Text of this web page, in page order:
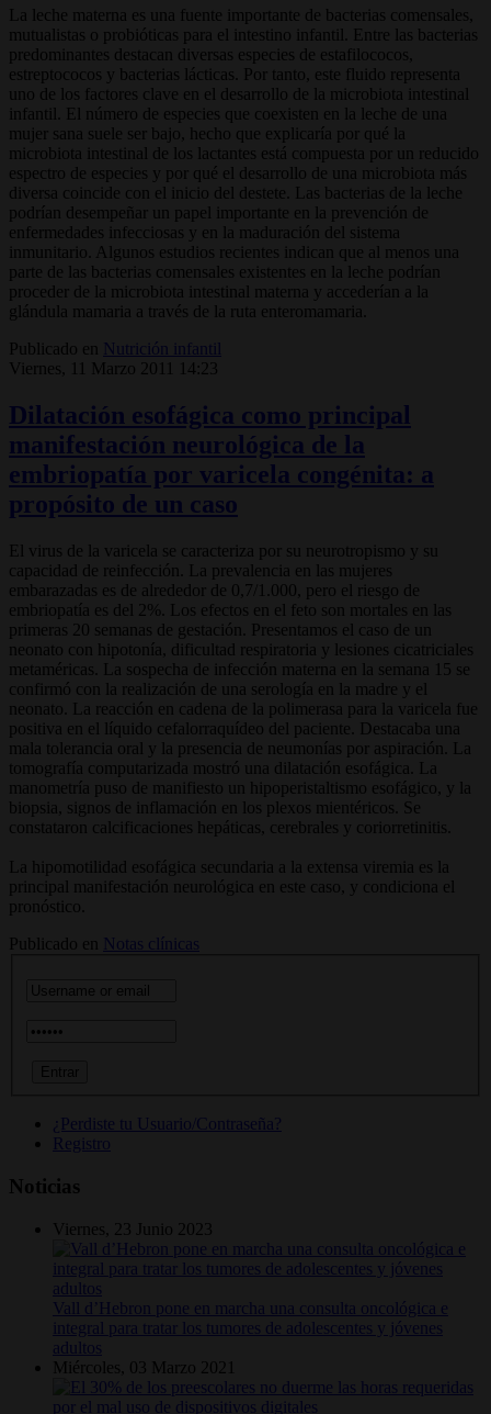
La leche materna es una fuente importante de bacterias comensales,
mutualistas o probióticas para el intestino infantil. Entre las bacterias
predominantes destacan diversas especies de estafilococos,
estreptococos y bacterias lácticas. Por tanto, este fluido representa
uno de los factores clave en el desarrollo de la microbiota intestinal
infantil. El número de especies que coexisten en la leche de una
mujer sana suele ser bajo, hecho que explicaría por qué la
microbiota intestinal de los lactantes está compuesta por un reducido
espectro de especies y por qué el desarrollo de una microbiota más
diversa coin­cide con el inicio del destete. Las bacterias de la leche
podrían desempeñar un papel importante en la prevención de
enfermedades infecciosas y en la maduración del sistema
inmunitario. Algunos estudios recientes indican que al menos una
parte de las bacterias comensales existentes en la leche podrían
proceder de la microbiota intestinal materna y accederían a la
glándula mamaria a través de la ruta enteromamaria.
Publicado en
Nutrición infantil
Viernes, 11 Marzo 2011 14:23
Dilatación esofágica como principal
manifestación neurológica de la
embriopatía por varicela congénita: a
propósito de un caso
El virus de la varicela se caracteriza por su neurotropismo y su
capacidad de reinfección. La prevalencia en las mujeres
embarazadas es de alrededor de 0,7/1.000, pero el riesgo de
embriopatía es del 2%. Los efectos en el feto son mortales en las
primeras 20 semanas de gestación. Presentamos el caso de un
neonato con hipotonía, dificultad respiratoria y lesiones cicatriciales
metaméricas. La sospecha de infección materna en la semana 15 se
confirmó con la realización de una serología en la madre y el
neonato. La reacción en cadena de la polimerasa para la varicela fue
positiva en el líquido cefalorraquídeo del paciente. Destacaba una
mala tolerancia oral y la presencia de neumonías por aspiración. La
tomografía computarizada mostró una dilatación esofágica. La
manometría puso de manifiesto un hipoperistaltismo esofágico, y la
biopsia, signos de inflamación en los plexos mientéricos. Se
constataron calcificaciones hepáticas, cerebrales y coriorretinitis.
La hipomotilidad esofágica secundaria a la extensa viremia es la
principal manifestación neurológica en este caso, y condiciona el
pronóstico.
Publicado en
Notas clínicas
¿Perdiste tu Usuario/Contraseña?
Registro
Noticias
Viernes, 23 Junio 2023
Vall d’Hebron pone en marcha una consulta oncológica e
integral para tratar los tumores de adolescentes y jóvenes
adultos
Miércoles, 03 Marzo 2021